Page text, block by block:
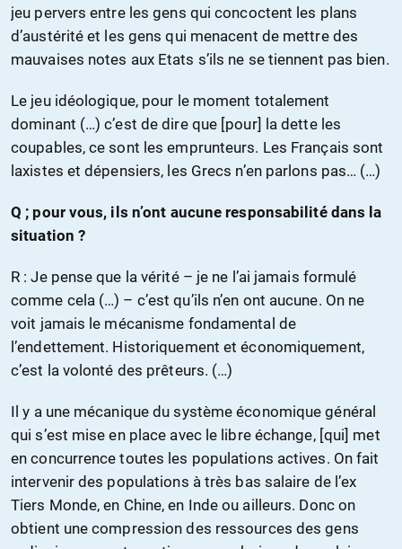
jeu pervers entre les gens qui concoctent les plans
d’austérité et les gens qui menacent de mettre des
mauvaises notes aux Etats s’ils ne se tiennent pas bien.
Le jeu idéologique, pour le moment totalement
dominant (…) c’est de dire que [pour] la dette les
coupables, ce sont les emprunteurs. Les Français sont
laxistes et dépensiers, les Grecs n’en parlons pas… (…)
Q ; pour vous, ils n’ont aucune responsabilité dans la
situation ?
R : Je pense que la vérité – je ne l’ai jamais formulé
comme cela (…) – c’est qu’ils n’en ont aucune. On ne
voit jamais le mécanisme fondamental de
l’endettement. Historiquement et économiquement,
c’est la volonté des prêteurs. (…)
Il y a une mécanique du système économique général
qui s’est mise en place avec le libre échange, [qui] met
en concurrence toutes les populations actives. On fait
intervenir des populations à très bas salaire de l’ex
Tiers Monde, en Chine, en Inde ou ailleurs. Donc on
obtient une compression des ressources des gens